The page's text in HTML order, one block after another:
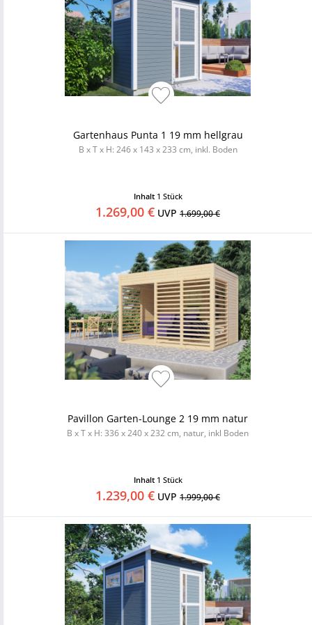
Gartenhaus Punta 1 19 mm hellgrau
B x T x H: 246 x 143 x 233 cm, inkl. Boden
Inhalt 1 Stück
1.269,00 € UVP 1.699,00 €
Pavillon Garten-Lounge 2 19 mm natur
B x T x H: 336 x 240 x 232 cm, natur, inkl Boden
Inhalt 1 Stück
1.239,00 € UVP 1.999,00 €